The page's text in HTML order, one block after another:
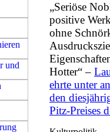
„Seriöse
positive
ohne
Hotter“ –
ehrte unter
den
Pitz-Preises